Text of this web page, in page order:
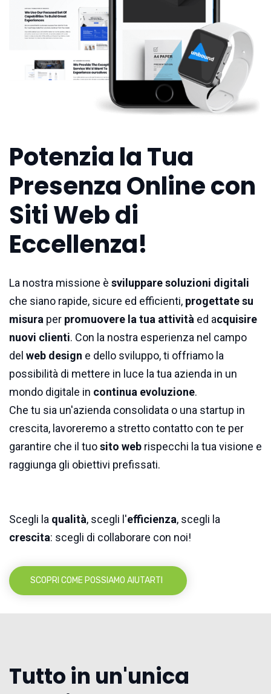
Potenzia la Tua
Presenza Online con
Siti Web di
Eccellenza!
La nostra missione è sviluppare soluzioni digitali
che siano rapide, sicure ed efficienti, progettate su
misura per promuovere la tua attività ed acquisire
nuovi clienti. Con la nostra esperienza nel campo
del web design e dello sviluppo, ti offriamo la
possibilità di mettere in luce la tua azienda in un
mondo digitale in continua evoluzione.
Che tu sia un'azienda consolidata o una startup in
crescita, lavoreremo a stretto contatto con te per
garantire che il tuosito web rispecchi la tua visione e
raggiunga gli obiettivi prefissati.
Scegli la qualità, scegli l'efficienza, scegli la
crescita: scegli di collaborare con noi!
SCOPRI COME POSSIAMO AIUTARTI
Tutto in un'unica